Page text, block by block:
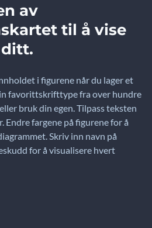
av
til å vise
i figurene når du lager et
favorittskrifttype fra over hundre
bruk din egen. Tilpass teksten
Endre fargene på figurene for å
Skriv inn navn på
for å visualisere hvert